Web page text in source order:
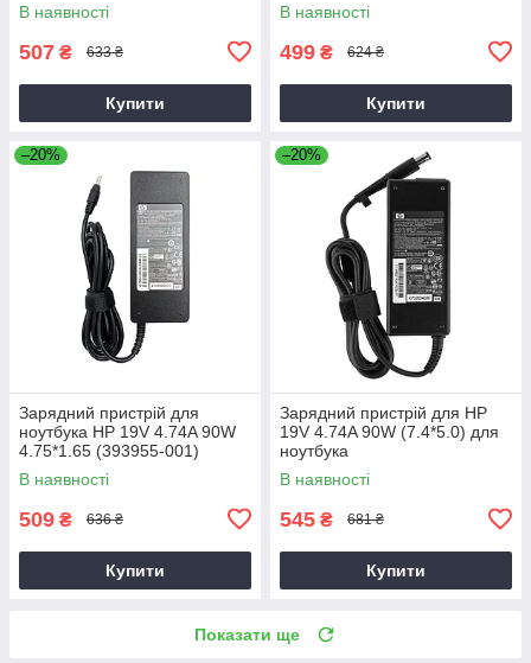
В наявності
507 ₴ 633 ₴
Купити
В наявності
499 ₴ 624 ₴
Купити
–20%
Зарядний пристрій для
ноутбука HP 19V 4.74A 90W
4.75*1.65 (393955-001)
В наявності
509 ₴ 636 ₴
Купити
–20%
Зарядний пристрій для HP
19V 4.74A 90W (7.4*5.0) для
ноутбука
В наявності
545 ₴ 681 ₴
Купити
Показати ще